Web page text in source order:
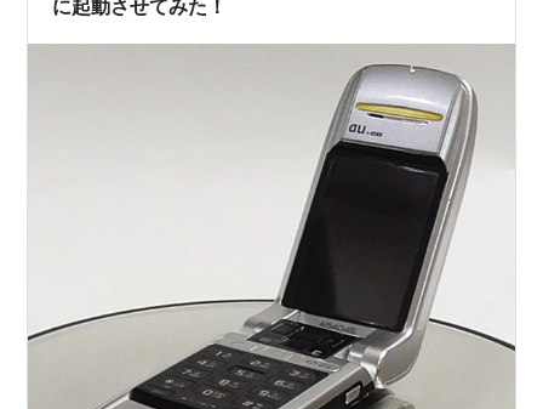
に起動させてみた！